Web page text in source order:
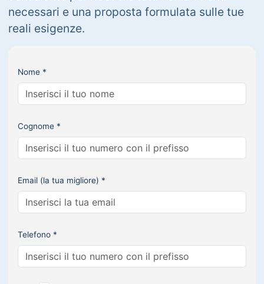
necessari e una proposta formulata sulle tue
reali esigenze.
Nome *
Cognome *
Email (la tua migliore) *
Telefono *